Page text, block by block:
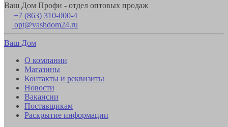
Ваш Дом Профи - отдел оптовых продаж
+7 (863) 310-000-4
opt@vashdom24.ru
Ваш Дом
О компании
Магазины
Контакты и реквизиты
Новости
Вакансии
Поставщикам
Раскрытие информации